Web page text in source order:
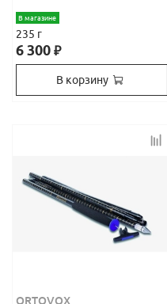
В магазине
235 г
6 300₽
В корзину
ORTOVOX